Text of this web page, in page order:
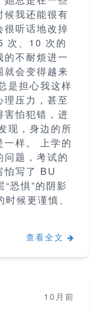
候我还能很有
很听话地改掉
次、10 次的
不耐烦进一
就会变得越来
是担心我这样
压力，甚至
害怕犯错，进
现，身边的所
一样。 上学的
题，考试的
怕写了 BU
恐惧”的阴影
候更谨慎、
查看全文
10月前